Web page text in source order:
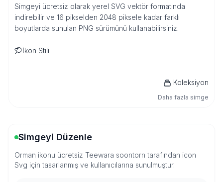
Simgeyi ücretsiz olarak yerel SVG vektör formatında
indirebilir ve 16 pikselden 2048 piksele kadar farklı
boyutlarda sunulan PNG sürümünü kullanabilirsiniz.
İkon Stili
Koleksiyon
Daha fazla simge
Simgeyi Düzenle
Orman ikonu ücretsiz Teewara soontorn tarafından icon
Svg için tasarlanmış ve kullanıcılarına sunulmuştur.